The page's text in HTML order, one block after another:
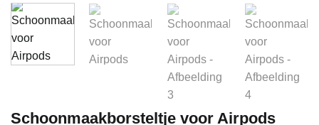
Schoonmaakborsteltje voor Airpods